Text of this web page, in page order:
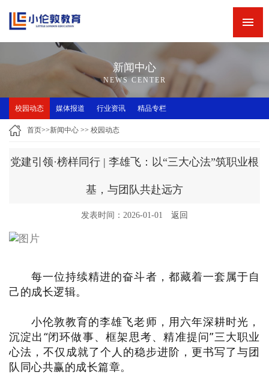
新闻中心
精品课程
师资力量
新闻中心
NEWS CENTER
校园动态 媒体报道 行业资讯 精品专栏
首页>>新闻中心 >> 校园动态
党建引领·榜样同行 | 李雄飞：以“三大心法”筑职业根
基，与团队共赴远方
发表时间：2026-01-01 返回
每一位持续精进的奋斗者，都藏着一套属于自
己的成长逻辑。
小伦敦教育的李雄飞老师，用六年深耕时光，
沉淀出“闭环做事、框架思考、精准提问”三大职业
心法，不仅成就了个人的稳步进阶，更书写了与团
队同心共赢的成长篇章。